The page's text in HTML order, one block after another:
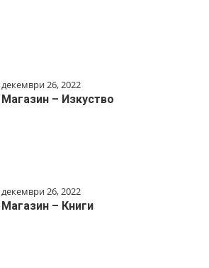
декември 26, 2022
Магазин – Изкуство
декември 26, 2022
Магазин – Книги